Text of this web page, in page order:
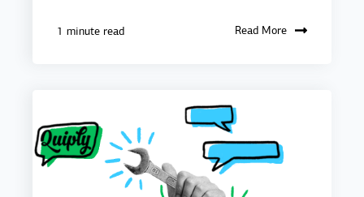
1 minute read Read More